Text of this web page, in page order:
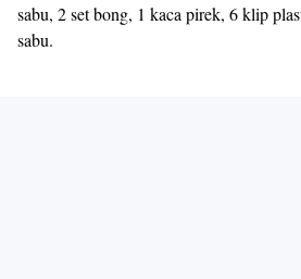
sabu, 2 set bong, 1 kaca pirek, 6 klip
sabu.